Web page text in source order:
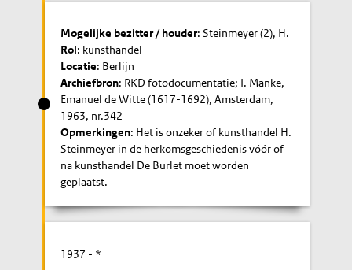
Mogelijke bezitter / houder: Steinmeyer (2), H.
Rol: kunsthandel
Locatie: Berlijn
Archiefbron: RKD fotodocumentatie; I. Manke,
Emanuel de Witte (1617-1692), Amsterdam,
1963, nr.342
Opmerkingen: Het is onzeker of kunsthandel H.
Steinmeyer in de herkomsgeschiedenis vóór of
na kunsthandel De Burlet moet worden
geplaatst.
1937 - *